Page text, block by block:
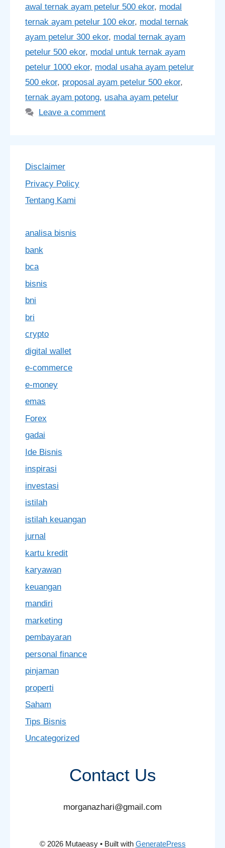
awal ternak ayam petelur 500 ekor, modal
ternak ayam petelur 100 ekor, modal ternak
ayam petelur 300 ekor, modal ternak ayam
petelur 500 ekor, modal untuk ternak ayam
petelur 1000 ekor, modal usaha ayam petelur
500 ekor, proposal ayam petelur 500 ekor,
ternak ayam potong, usaha ayam petelur
Leave a comment
Disclaimer
Privacy Policy
Tentang Kami
analisa bisnis
bank
bca
bisnis
bni
bri
crypto
digital wallet
e-commerce
e-money
emas
Forex
gadai
Ide Bisnis
inspirasi
investasi
istilah
istilah keuangan
jurnal
kartu kredit
karyawan
keuangan
mandiri
marketing
pembayaran
personal finance
pinjaman
properti
Saham
Tips Bisnis
Uncategorized
Contact Us
morganazhari@gmail.com
© 2026 Mutaeasy• Built with GeneratePress